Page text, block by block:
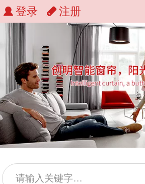
登录 注册
请输入关键字…